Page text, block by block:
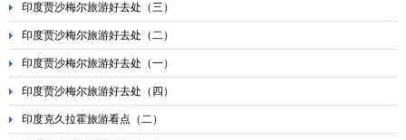
印度贾沙梅尔旅游好去处（三）
印度贾沙梅尔旅游好去处（二）
印度贾沙梅尔旅游好去处（一）
印度贾沙梅尔旅游好去处（四）
印度克久拉霍旅游看点（二）